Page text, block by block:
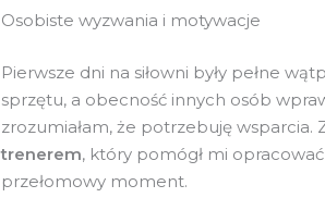
Osobiste wyzwania i motywacje
Pierwsze dni na siłowni były pełne
sprzętu, a obecność innych osób
zrozumiałam, że potrzebuję wsparcia.
trenerem, który pomógł mi
przełomowy moment.